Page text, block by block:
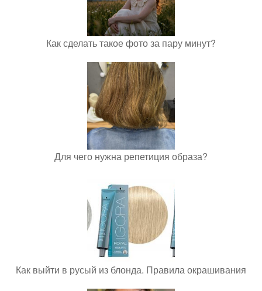
Как сделать такое фото за пару минут?
Для чего нужна репетиция образа?
Как выйти в русый из блонда. Правила окрашивания